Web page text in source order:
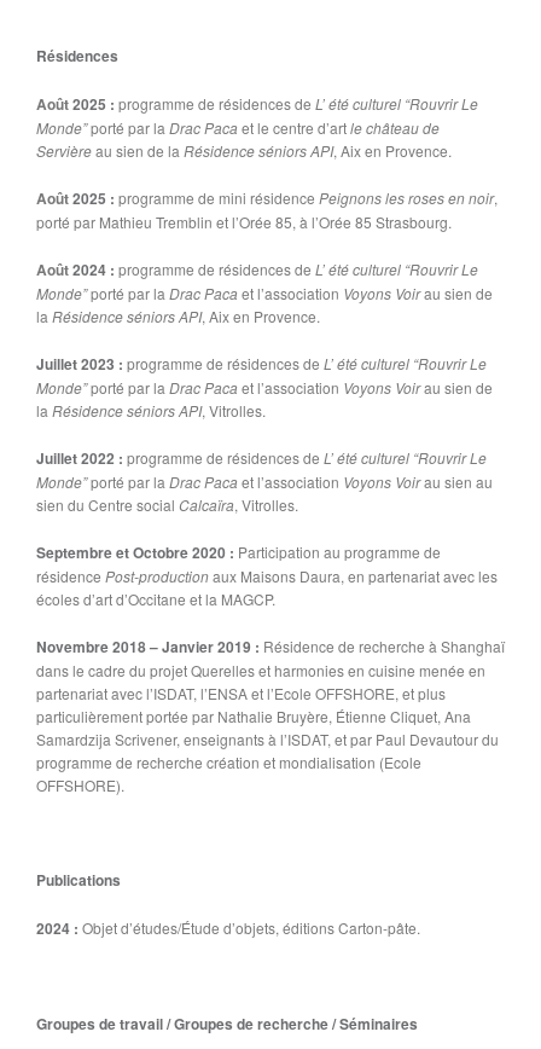
Résidences
Août2025 : programme de résidences de L’ été culturel “Rouvrir Le
Monde”porté par la Drac Paca et le centre d’artle château de
Servièreau sien de la Résidence séniors API, Aix en Provence.
Août2025 : programme de mini résidence Peignons les roses en noir,
porté par Mathieu Tremblin et l’Orée 85, à l’Orée 85 Strasbourg.
Août2024 : programme de résidences de L’ été culturel “Rouvrir Le
Monde”porté par la Drac Paca et l’association Voyons Voirau sien de
la Résidence séniors API, Aix en Provence.
Juillet 2023 : programme de résidences de L’ été culturel “Rouvrir Le
Monde”porté par la Drac Paca et l’association Voyons Voirau sien de
la Résidence séniors API, Vitrolles.
Juillet 2022 : programme de résidences de L’ été culturel “Rouvrir Le
Monde”porté par la Drac Paca et l’association Voyons Voirau sien au
sien du Centre social Calcaïra, Vitrolles.
Septembre et Octobre 2020 : Participation au programme de
résidence Post-productionaux Maisons Daura, en partenariat avec les
écoles d’art d’Occitane et la MAGCP.
Novembre 2018 – Janvier 2019 : Résidence de recherche à Shanghaï
dans le cadre du projet Querelles et harmonies en cuisine menée en
partenariat avec l’ISDAT, l’ENSA et l’Ecole OFFSHORE, et plus
particulièrement portée par Nathalie Bruyère, Étienne Cliquet, Ana
Samardzija Scrivener, enseignants à l’ISDAT, et par Paul Devautour du
programme de recherche création et mondialisation (Ecole
OFFSHORE).
Publications
2024 : Objet d’études/Étude d’objets, éditions Carton-pâte.
Groupes de travail / Groupes de recherche / Séminaires